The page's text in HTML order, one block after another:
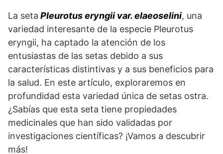
La seta Pleurotus eryngii var. elaeoselini, una
variedad interesante de la especie Pleurotus
eryngii, ha captado la atención de los
entusiastas de las setas debido a sus
características distintivas y a sus beneficios para
la salud. En este artículo, exploraremos en
profundidad esta variedad única de setas ostra.
¿Sabías que esta seta tiene propiedades
medicinales que han sido validadas por
investigaciones científicas? ¡Vamos a descubrir
más!